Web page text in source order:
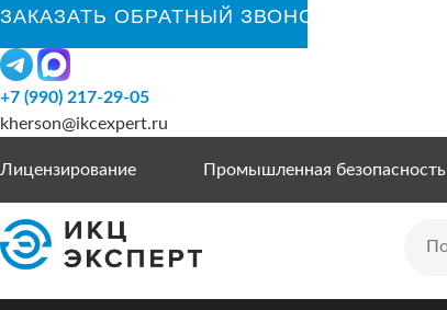
+7 (990) 217-29-05
kherson@ikcexpert.ru
Лицензирование Промышленная безопасность